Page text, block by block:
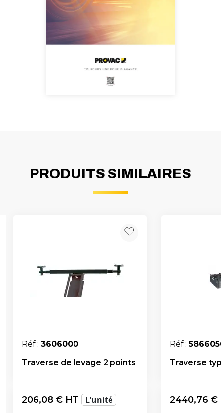
PRODUITS SIMILAIRES
Réf : 3606000
Traverse de levage 2 points
206,08 € HT L'unité
Réf :
Traverse
2440,76 €